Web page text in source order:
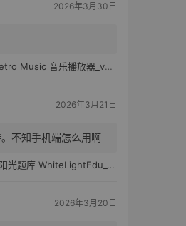
2026年3月30日
Music 音乐播放器_v6.6.0
2026年3月21日
不知手机端怎么用啊
题库 WhiteLightEdu_v2.0.0
2026年3月20日